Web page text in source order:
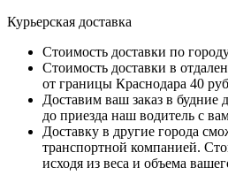
Курьерская доставка
Стоимость доставки по
Стоимость доставки в
от границы Краснодара 40
Доставим ваш заказ в будние
до приезда наш водитель с
Доставку в другие города
транспортной компанией.
исходя из веса и объема